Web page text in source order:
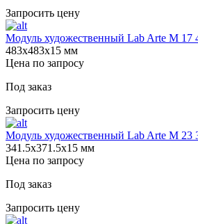
Запросить цену
Модуль художественный Lab Arte М 17
483х483х15 мм
Цена по запросу
Под заказ
Запросить цену
Модуль художественный Lab Arte М 23
341.5х371.5х15 мм
Цена по запросу
Под заказ
Запросить цену